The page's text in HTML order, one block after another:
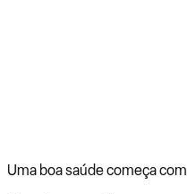
Uma boa saúde começa com